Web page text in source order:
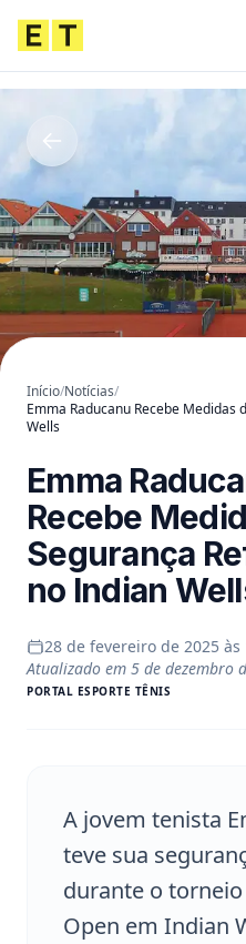
Início/Notícias/
Emma Raducanu Recebe Medidas
Wells
Emma
Recebe
Segurança
no Indian
28 de fevereiro de 2025 às
Atualizado em 5 de dezembro
PORTAL ESPORTE TÊNIS
A jovem tenista
teve sua
durante o torneio
Open em Indian